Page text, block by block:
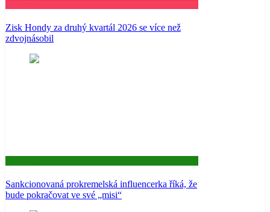
Zisk Hondy za druhý kvartál 2026 se více než
zdvojnásobil
Sankcionovaná prokremelská influencerka říká, že
bude pokračovat ve své „misi“